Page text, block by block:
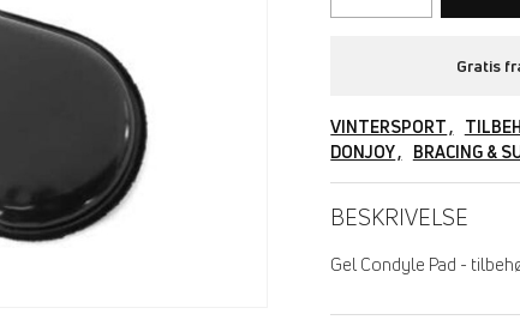
Gratis
VINTERSPORT
DONJOY
BRACING &
BESKRIVELSE
Gel Condyle Pad -